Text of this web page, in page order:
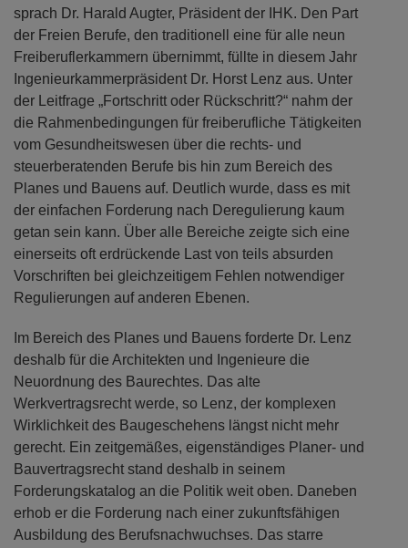
sprach Dr. Harald Augter, Präsident der IHK. Den Part
der Freien Berufe, den traditionell eine für alle neun
Freiberuflerkammern übernimmt, füllte in diesem Jahr
Ingenieurkammerpräsident Dr. Horst Lenz aus. Unter
der Leitfrage „Fortschritt oder Rückschritt?“ nahm der
die Rahmenbedingungen für freiberufliche Tätigkeiten
vom Gesundheitswesen über die rechts- und
steuerberatenden Berufe bis hin zum Bereich des
Planes und Bauens auf. Deutlich wurde, dass es mit
der einfachen Forderung nach Deregulierung kaum
getan sein kann. Über alle Bereiche zeigte sich eine
einerseits oft erdrückende Last von teils absurden
Vorschriften bei gleichzeitigem Fehlen notwendiger
Regulierungen auf anderen Ebenen.
Im Bereich des Planes und Bauens forderte Dr. Lenz
deshalb für die Architekten und Ingenieure die
Neuordnung des Baurechtes. Das alte
Werkvertragsrecht werde, so Lenz, der komplexen
Wirklichkeit des Baugeschehens längst nicht mehr
gerecht. Ein zeitgemäßes, eigenständiges Planer- und
Bauvertragsrecht stand deshalb in seinem
Forderungskatalog an die Politik weit oben. Daneben
erhob er die Forderung nach einer zukunftsfähigen
Ausbildung des Berufsnachwuchses. Das starre